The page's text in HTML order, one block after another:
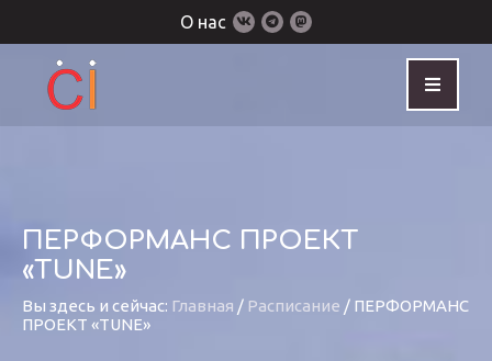
О нас
ПЕРФОРМАНС ПРОЕКТ
«TUNE»
Вы здесь и сейчас: Главная / Расписание / ПЕРФОРМАНС
ПРОЕКТ «TUNE»